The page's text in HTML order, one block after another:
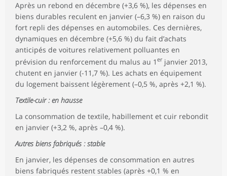
Après un rebond en décembre (+3,6 %), les dépenses en
biens durables reculent en janvier (–6,3 %) en raison du
fort repli des dépenses en automobiles. Ces dernières,
dynamiques en décembre (+5,6 %) du fait d’achats
anticipés de voitures relativement polluantes en
prévision du renforcement du malus au 1 erjanvier 2013,
chutent en janvier (-11,7 %). Les achats en équipement
du logement baissent légèrement (–0,5 %, après +2,1 %).
Textile-cuir : en hausse
La consommation de textile, habillement et cuir rebondit
en janvier (+3,2 %, après –0,4 %).
Autres biens fabriqués : stable
En janvier, les dépenses de consommation en autres
biens fabriqués restent stables (après +0,1 % en